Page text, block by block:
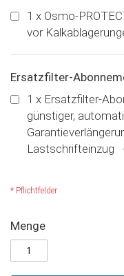
1 x Osmo-
vor
Ersatzfilter-
1 x Ersatzfilter-
günstiger,
Lastschrifteinzug
* Pflichtfelder
ENKI
Direct
Flow
AUF
LAGER
Menge